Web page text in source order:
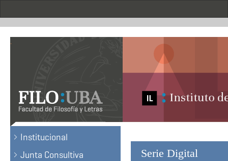
.
Institucional
Junta Consultiva
Serie Digital